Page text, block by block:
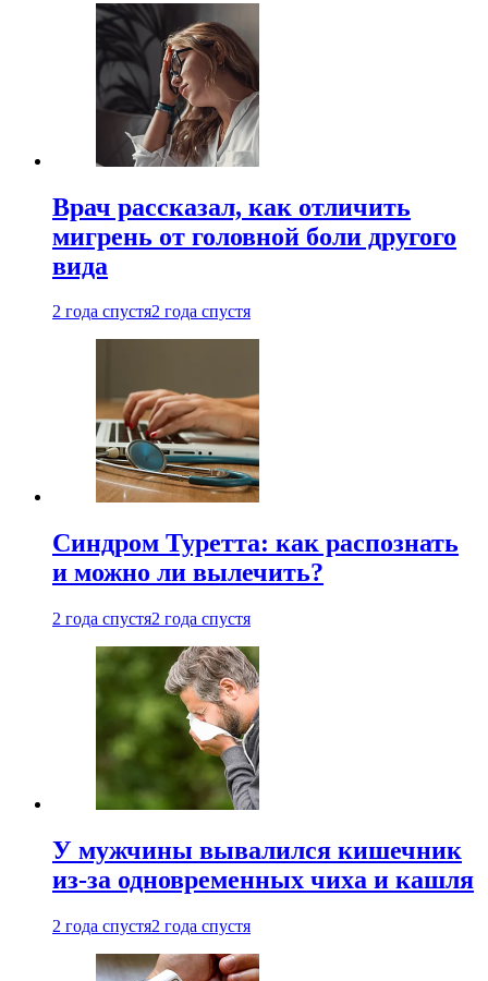
Врач рассказал, как отличить
мигрень от головной боли другого
вида
2 года спустя2 года спустя
Синдром Туретта: как распознать
и можно ли вылечить?
2 года спустя2 года спустя
У мужчины вывалился кишечник
из-за одновременных чиха и кашля
2 года спустя2 года спустя